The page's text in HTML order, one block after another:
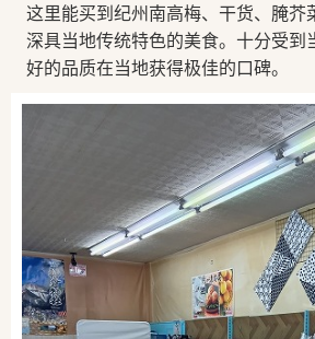
这里能买到纪州南高梅、干货、腌芥
深具当地传统特色的美食。十分受到
好的品质在当地获得极佳的口碑。